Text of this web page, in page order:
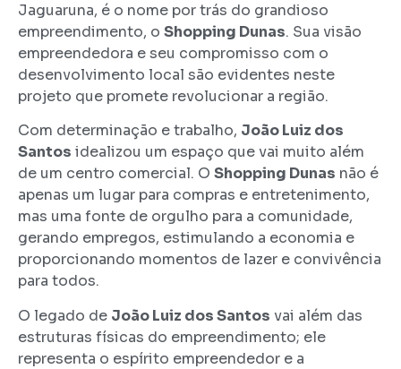
Jaguaruna, é o nome por trás do grandioso
empreendimento, o Shopping Dunas. Sua visão
empreendedora e seu compromisso com o
desenvolvimento local são evidentes neste
projeto que promete revolucionar a região.
Com determinação e trabalho, João Luiz dos
Santos idealizou um espaço que vai muito além
de um centro comercial. O Shopping Dunas não é
apenas um lugar para compras e entretenimento,
mas uma fonte de orgulho para a comunidade,
gerando empregos, estimulando a economia e
proporcionando momentos de lazer e convivência
para todos.
O legado de João Luiz dos Santos vai além das
estruturas físicas do empreendimento; ele
representa o espírito empreendedor e a